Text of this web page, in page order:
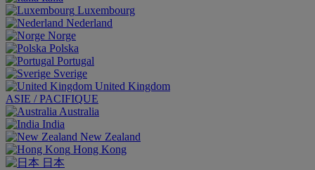
Luxembourg
Nederland
Norge
Polska
Portugal
Sverige
United Kingdom
ASIE / PACIFIQUE
Australia
India
New Zealand
Hong Kong
日本